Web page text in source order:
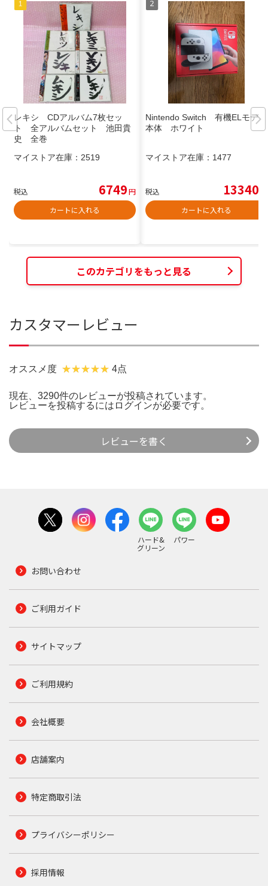
レキシ CDアルバム7枚セッ
ト 全アルバムセット 池田貴
史 全巻
マイストア在庫： 2519
税込 6749円
カートに入れる
Nintendo Switch 有機ELモデル
本体 ホワイト
マイストア在庫： 1477
税込 13340
カートに入れる
このカテゴリをもっと見る
カスタマーレビュー
オススメ度 4点
現在、3290件のレビューが投稿されています。
レビューを投稿するには ログインが必要です。
レビューを書く
ハード&
グリーン
パワー
お問い合わせ
ご利用ガイド
サイトマップ
ご利用規約
会社概要
店舗案内
特定商取引法
プライバシーポリシー
採用情報